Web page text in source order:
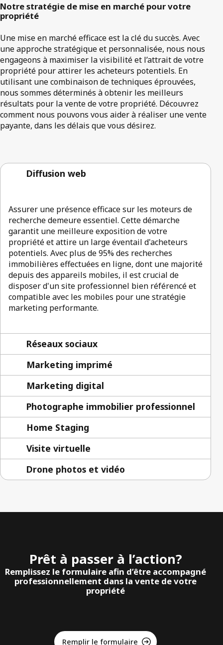
Notre stratégie de mise en marché pour votre
propriété
Une mise en marché efficace est la clé du succès. Avec
une approche stratégique et personnalisée, nous nous
engageons à maximiser la visibilité et l’attrait de votre
propriété pour attirer les acheteurs potentiels. En
utilisant une combinaison de techniques éprouvées,
nous sommes déterminés à obtenir les meilleurs
résultats pour la vente de votre propriété. Découvrez
comment nous pouvons vous aider à réaliser une vente
payante, dans les délais que vous désirez.
Diffusion web
Assurer une présence efficace sur les moteurs de
recherche demeure essentiel. Cette démarche
garantit une meilleure exposition de votre
propriété et attire un large éventail d'acheteurs
potentiels. Avec plus de 95% des recherches
immobilières effectuées en ligne, dont une majorité
depuis des appareils mobiles, il est crucial de
disposer d'un site professionnel bien référencé et
compatible avec les mobiles pour une stratégie
marketing performante.
Réseaux sociaux
Marketing imprimé
Marketing digital
Photographe immobilier professionnel
Home Staging
Visite virtuelle
Drone photos et vidéo
Prêt à passer à l’action?
Remplissez le formulaire afin d’être accompagné
professionnellement dans la vente de votre
propriété
Remplir le formulaire